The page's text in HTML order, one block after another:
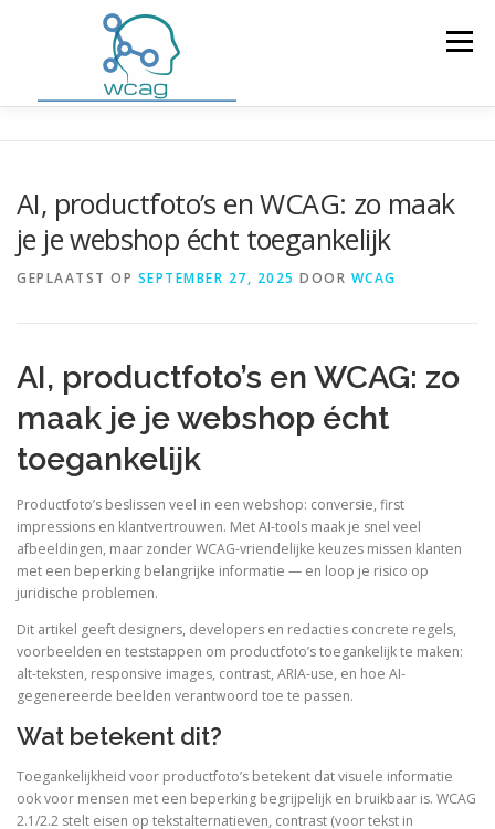
Menu
WCAG CHECKER / VALIDATOR BLOG
AI, productfoto’s en WCAG: zo maak
je je webshop écht toegankelijk
GEPLAATST OP SEPTEMBER 27, 2025 DOOR WCAG
AI, productfoto’s en WCAG: zo
maak je je webshop écht
toegankelijk
Productfoto’s beslissen veel in een webshop: conversie, first
impressions en klantvertrouwen. Met AI-tools maak je snel veel
afbeeldingen, maar zonder WCAG-vriendelijke keuzes missen klanten
met een beperking belangrijke informatie — en loop je risico op
juridische problemen.
Dit artikel geeft designers, developers en redacties concrete regels,
voorbeelden en teststappen om productfoto’s toegankelijk te maken:
alt-teksten, responsive images, contrast, ARIA-use, en hoe AI-
gegenereerde beelden verantwoord toe te passen.
Wat betekent dit?
Toegankelijkheid voor productfoto’s betekent dat visuele informatie
ook voor mensen met een beperking begrijpelijk en bruikbaar is. WCAG
2.1/2.2 stelt eisen op tekstalternatieven, contrast (voor tekst in